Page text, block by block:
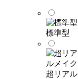
標準型
超リアル